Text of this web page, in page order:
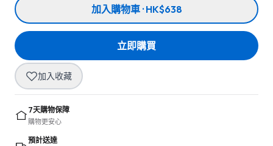
加入購物車 · HK$638
立即購買
加入收藏
7天購物保障
購物更安心
預計送達